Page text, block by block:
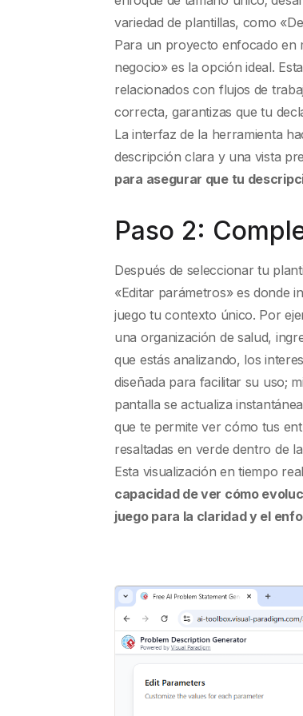
variedad de plantillas, como
Para un proyecto enfocado en
negocio» es la opción ideal.
relacionados con flujos de
correcta, garantizas que tu
La interfaz de la herramienta
descripción clara y una vista
para asegurar que tu
Paso 2:
Después de seleccionar tu
«Editar parámetros» es donde
juego tu contexto único. Por
una organización de salud,
que estás analizando, los
diseñada para facilitar su uso;
pantalla se actualiza
que te permite ver cómo tus
resaltadas en verde dentro de
Esta visualización en tiempo
capacidad de ver cómo
juego para la claridad y el